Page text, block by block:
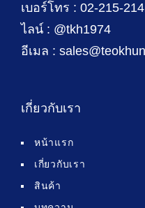
เบอร์โทร : 02-215-
ไลน์ : @tkh1974
อีเมล :
เกี่ยวกับเรา
หน้าแรก
เกี่ยวกับเรา
สินค้า